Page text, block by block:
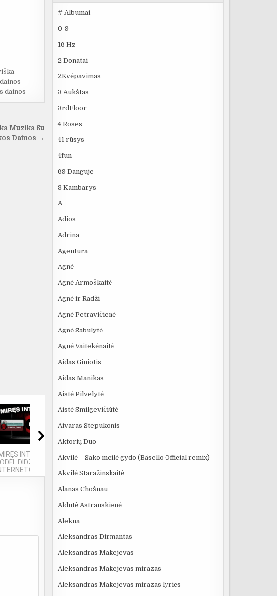
dainos
Muzika Su
Dainos →
08:11
INTERNETAS“:
DIDŽIOJI DALIS
NĖRA...
69 Danguje - Sode
Lakštutė Maža
Se7en – kai tamsa
tampa meno kūriniu
# Albumai
0-9
16 Hz
2 Donatai
2Kvėpavimas
3 Aukštas
3rdFloor
4 Roses
41 rūsys
4fun
69 Danguje
8 Kambarys
A
Adios
Adrina
Agentūra
Agnė
Agnė Armoškaitė
Agnė ir Radži
Agnė Petravičienė
Agnė Sabulytė
Agnė Vaitekėnaitė
Aidas Giniotis
Aidas Manikas
Aistė Pilvelytė
Aistė Smilgevičiūtė
Aivaras Stepukonis
Aktorių Duo
Akvilė – Sako meilė gydo (Bäsello Official remix)
Akvilė Staražinskaitė
Alanas Chošnau
Aldutė Astrauskienė
Alekna
Aleksandras Dirmantas
Aleksandras Makejevas
Aleksandras Makejevas mirazas
Aleksandras Makejevas mirazas lyrics